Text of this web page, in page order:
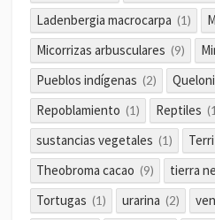
Ladenbergia macrocarpa (1)
Micorrizas arbusculares (9)
Pueblos indígenas (2)
Repoblamiento (1) Reptiles
sustancias vegetales (1)
Theobroma cacao (9) tierra
Tortugas (1) urarina (2)